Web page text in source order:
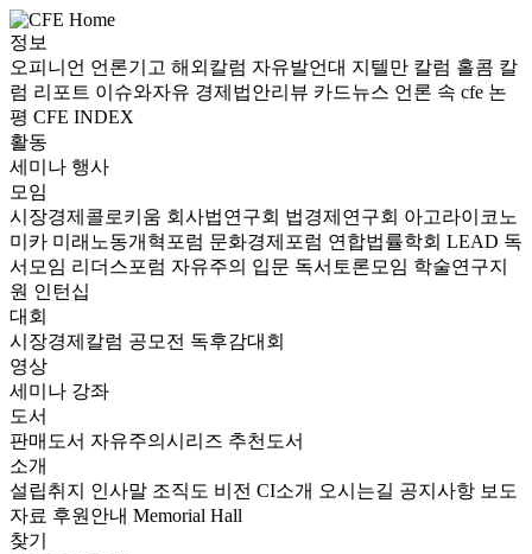
정보
오피니언 언론기고 해외칼럼 자유발언대 지텔만 칼럼 홀콤 칼
럼 리포트 이슈와자유 경제법안리뷰 카드뉴스 언론 속 cfe 논
평 CFE INDEX
활동
세미나 행사
모임
시장경제콜로키움 회사법연구회 법경제연구회 아고라이코노
미카 미래노동개혁포럼 문화경제포럼 연합법률학회 LEAD 독
서모임 리더스포럼 자유주의 입문 독서토론모임 학술연구지
원 인턴십
대회
시장경제칼럼 공모전 독후감대회
영상
세미나 강좌
도서
판매도서 자유주의시리즈 추천도서
소개
설립취지 인사말 조직도 비전 CI소개 오시는길 공지사항 보도
자료 후원안내 Memorial Hall
찾기